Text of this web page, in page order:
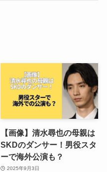
【画像】清水尋也の母親は
SKDのダンサー！男役スタ
ーで海外公演も？
2025年9月3日